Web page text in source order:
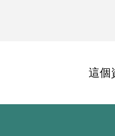
這個